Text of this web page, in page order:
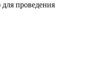
проведения